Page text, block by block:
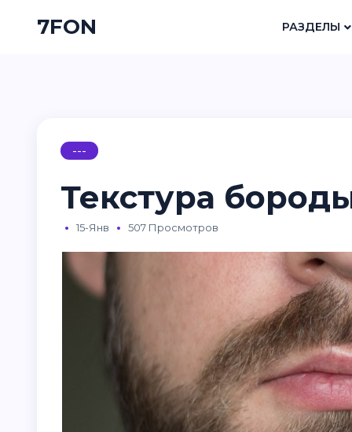
7FON РАЗДЕЛЫ
---
Текстура
15-Янв 507 Просмотров